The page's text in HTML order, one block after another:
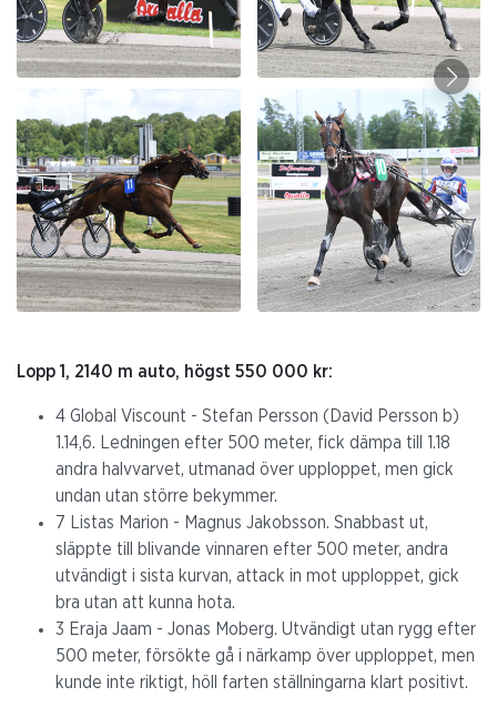
Lopp 1, 2140 m auto, högst 550 000 kr:
4 Global Viscount - Stefan Persson (David Persson b)
1.14,6. Ledningen efter 500 meter, fick dämpa till 1.18
andra halvvarvet, utmanad över upploppet, men gick
undan utan större bekymmer.
7 Listas Marion - Magnus Jakobsson. Snabbast ut,
släppte till blivande vinnaren efter 500 meter, andra
utvändigt i sista kurvan, attack in mot upploppet, gick
bra utan att kunna hota.
3 Eraja Jaam - Jonas Moberg. Utvändigt utan rygg efter
500 meter, försökte gå i närkamp över upploppet, men
kunde inte riktigt, höll farten ställningarna klart positivt.